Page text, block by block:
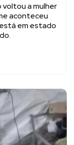
voltou a mulher
aconteceu
em estado